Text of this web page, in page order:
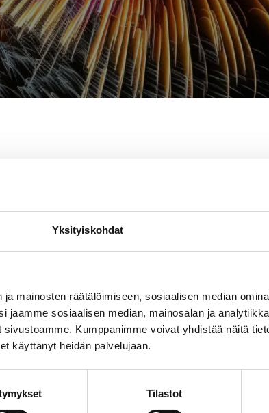
Yksityiskohdat
mainosten räätälöimiseen, sosiaalisen median
jaamme sosiaalisen median, mainosalan ja
Kumppanimme voivat yhdistää näitä
käyttänyt heidän palvelujaan.
Tilastot